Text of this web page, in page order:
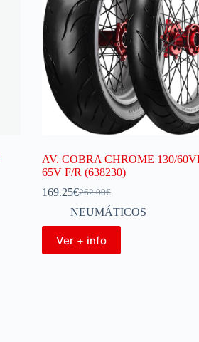
AV. COBRA CHROME 130/
65V F/R (638230)
262.00€
169.25€
NEUMÁTICOS
Ver + info